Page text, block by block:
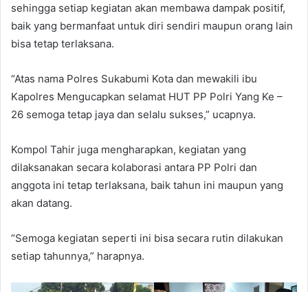
sehingga setiap kegiatan akan membawa dampak positif,
baik yang bermanfaat untuk diri sendiri maupun orang lain
bisa tetap terlaksana.
“Atas nama Polres Sukabumi Kota dan mewakili ibu
Kapolres Mengucapkan selamat HUT PP Polri Yang Ke –
26 semoga tetap jaya dan selalu sukses,” ucapnya.
Kompol Tahir juga mengharapkan, kegiatan yang
dilaksanakan secara kolaborasi antara PP Polri dan
anggota ini tetap terlaksana, baik tahun ini maupun yang
akan datang.
“Semoga kegiatan seperti ini bisa secara rutin dilakukan
setiap tahunnya,” harapnya.